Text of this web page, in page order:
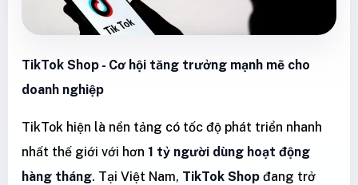
TikTok Shop - Cơ hội tăng trưởng mạnh mẽ cho
doanh nghiệp
TikTok hiện là nền tảng có tốc độ phát triển nhanh
nhất thế giới với hơn 1 tỷ người dùng hoạt động
hàng tháng. Tại Việt Nam, TikTok Shop đang trở